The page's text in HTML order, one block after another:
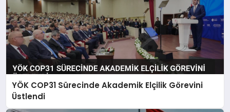
YÖK COP31 Sürecinde Akademik Elçilik Görevini
Üstlendi